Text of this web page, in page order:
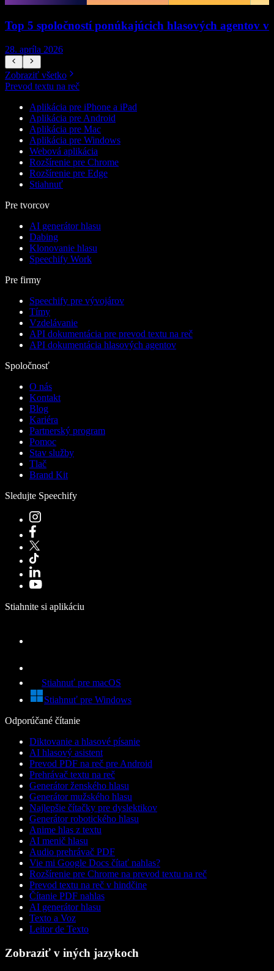
Top 5 spoločností ponúkajúcich hlasových agentov v
28. apríla 2026
Zobraziť všetko
Prevod textu na reč
Aplikácia pre iPhone a iPad
Aplikácia pre Android
Aplikácia pre Mac
Aplikácia pre Windows
Webová aplikácia
Rozšírenie pre Chrome
Rozšírenie pre Edge
Stiahnuť
Pre tvorcov
AI generátor hlasu
Dabing
Klonovanie hlasu
Speechify Work
Pre firmy
Speechify pre vývojárov
Tímy
Vzdelávanie
API dokumentácia pre prevod textu na reč
API dokumentácia hlasových agentov
Spoločnosť
O nás
Kontakt
Blog
Kariéra
Partnerský program
Pomoc
Stav služby
Tlač
Brand Kit
Sledujte Speechify
Stiahnite si aplikáciu
Stiahnuť pre macOS
Stiahnuť pre Windows
Odporúčané čítanie
Diktovanie a hlasové písanie
AI hlasový asistent
Prevod PDF na reč pre Android
Prehrávač textu na reč
Generátor ženského hlasu
Generátor mužského hlasu
Najlepšie čítačky pre dyslektikov
Generátor robotického hlasu
Anime hlas z textu
AI menič hlasu
Audio prehrávač PDF
Vie mi Google Docs čítať nahlas?
Rozšírenie pre Chrome na prevod textu na reč
Prevod textu na reč v hindčine
Čítanie PDF nahlas
AI generátor hlasu
Texto a Voz
Leitor de Texto
Zobraziť v iných jazykoch